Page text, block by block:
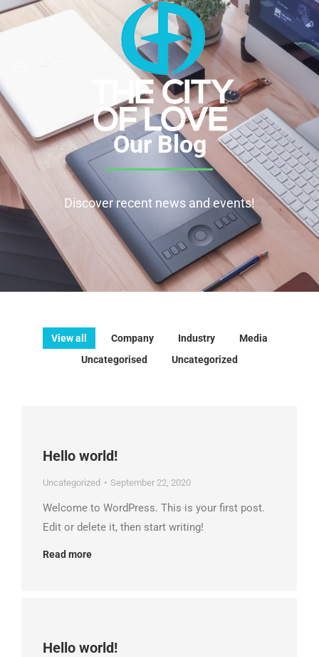
Our Blog
Discover recent news and events!
View all Company Industry
Media
Uncategorised
Uncategorized
Hello world!
Uncategorized September 22, 2020
Welcome to WordPress. This is your first post.
Edit or delete it, then start writing!
Read more
Hello world!